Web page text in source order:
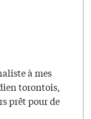
à mes
torontois,
prêt pour de